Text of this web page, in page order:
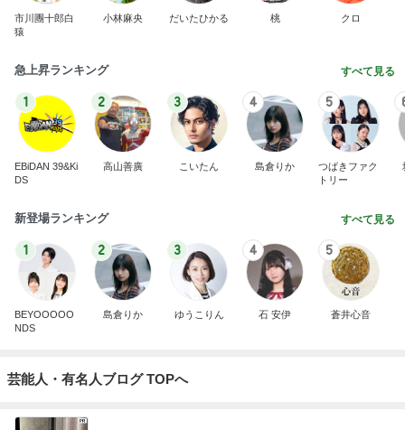
市川團十郎白
猿
小林麻央 だいたひかる 桃 クロ
急上昇ランキング すべて見る
1
EBiDAN 39&Ki
DS
2
高山善廣
3
こいたん
4
島倉りか
5
つばきファク
トリー
新登場ランキング すべて見る
1
BEYOOOOO
NDS
2
島倉りか
3
ゆうこりん
4
石 安伊
5
蒼井心音
芸能人・有名人ブログ TOPへ